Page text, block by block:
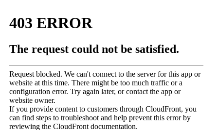
культурного наследия
Часто задаваемые вопросы
Видео
Государственные закупки
Контакты